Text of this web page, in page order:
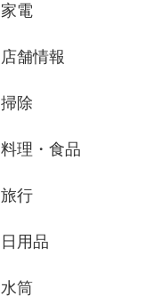
家電
店舗情報
掃除
料理・食品
旅行
日用品
水筒